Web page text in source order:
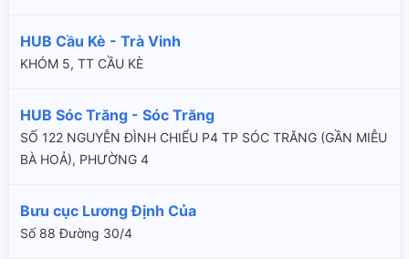
HUB Cầu Kè - Trà Vinh
KHÓM 5, TT CẦU KÈ
HUB Sóc Trăng - Sóc Trăng
SỐ 122 NGUYỄN ĐÌNH CHIỂU P4 TP SÓC TRĂNG (GẦN MIỄU
BÀ HOẢ), PHƯỜNG 4
Bưu cục Lương Định Của
Số 88 Đường 30/4